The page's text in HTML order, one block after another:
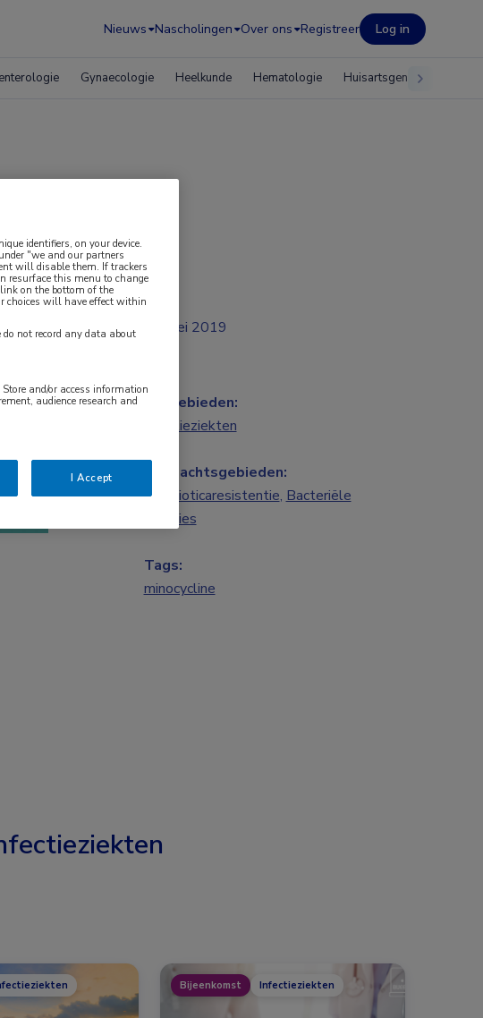
Nieuws Nascholingen Over ons Registreer Log in
Gynaecologie Heelkunde Hematologie Huisartsgeneeskunde
mei 2019
Vakgebieden:
Infectieziekten
Aandachtsgebieden:
Antibioticaresistentie, Bacteriële
infecties
Tags:
minocycline
Bijeenkomst Infectieziekten
identifiers, on your device.
"we and our partners
will disable them. If trackers
resurface this menu to change
on the bottom of the
choices will have effect within
not record any data about
and/or access information
audience research and
I Accept